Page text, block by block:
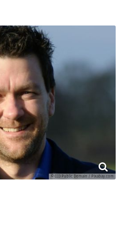
© CC0 Public Domain / Pixabay.com